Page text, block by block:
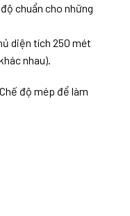
chuẩn cho những
diện tích 250 mét
nhau).
độ mép để làm